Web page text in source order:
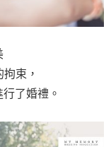
束，
了婚禮。